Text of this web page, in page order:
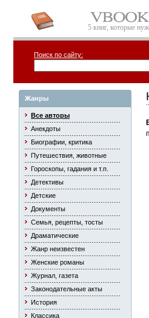
5 книг, которые
Поиск по сайту:
Жанры
Все авторы
Анекдоты
Биографии, критика
Путешествия, животные
Гороскопы, гадания и т.п.
Детективы
Детские
Документы
Семья, рецепты, тосты
Драматические
Жанр неизвестен
Женские романы
Журнал, газета
Законодательные акты
История
Классика